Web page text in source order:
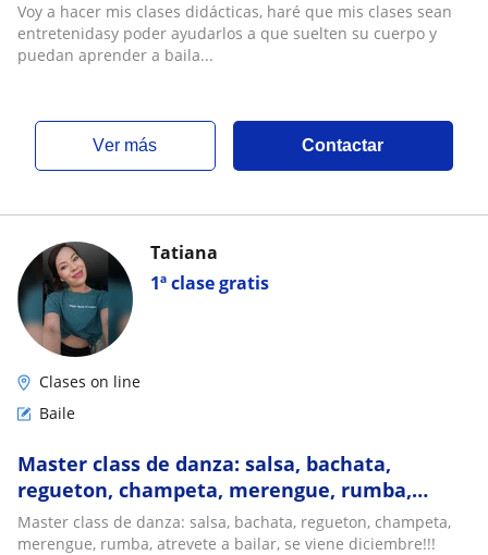
Voy a hacer mis clases didácticas, haré que mis clases sean
entretenidasy poder ayudarlos a que suelten su cuerpo y
puedan aprender a baila...
ver más Contactar
1ª clase gratis
Tatiana
Clases on line
Baile
Master class de danza: salsa, bachata,
regueton, champeta, merengue, rumba,
atrevete a bailar, se viene diciembre
Master class de danza: salsa, bachata, regueton, champeta,
merengue, rumba, atrevete a bailar, se viene diciembre!!!